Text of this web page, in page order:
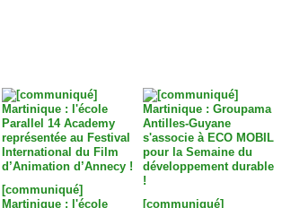
[communiqué]
Martinique : l'école
[communiqué]